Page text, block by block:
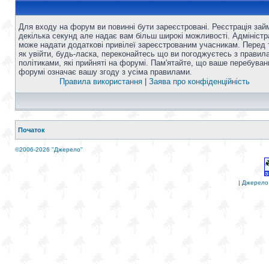
Для входу на форум ви повинні бути зареєстровані. Реєстрація
декілька секунд але надає вам більш широкі можливості.
може надати додаткові привілеї зареєстрованим учасникам. Перед
як увійти, будь-ласка, переконайтесь що ви погоджуєтесь з
політиками, які прийняті на форумі. Пам'ятайте, що ваше
форумі означає вашу згоду з усіма правилами.
Правила використання
Заява про конфіденційність
Початок
©2006-2026 "Джерело"
| Джерело